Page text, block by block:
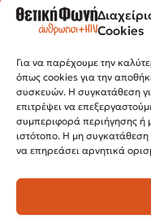
Cookies
Για να παρέχουμε την
όπως cookies για την
συσκευών. Η συγκατάθεση
επιτρέψει να
συμπεριφορά περιήγησης ή
ιστότοπο. Η μη
να επηρεάσει αρνητικά
Εγνατίας
Δευτέρα –